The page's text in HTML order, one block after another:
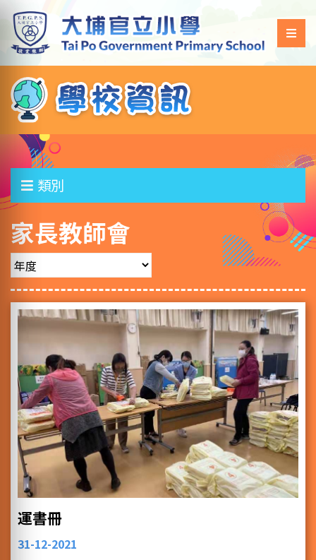
類別
家長教師會
運書冊
31-12-2021